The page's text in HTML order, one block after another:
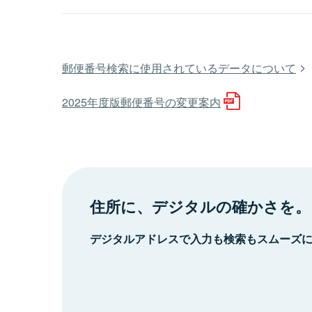
郵便番号検索に使用されているデータについて
2025年度版郵便番号の変更案内
住所に、デジタルの確かさを。
デジタルアドレスで入力も検索もスムーズ